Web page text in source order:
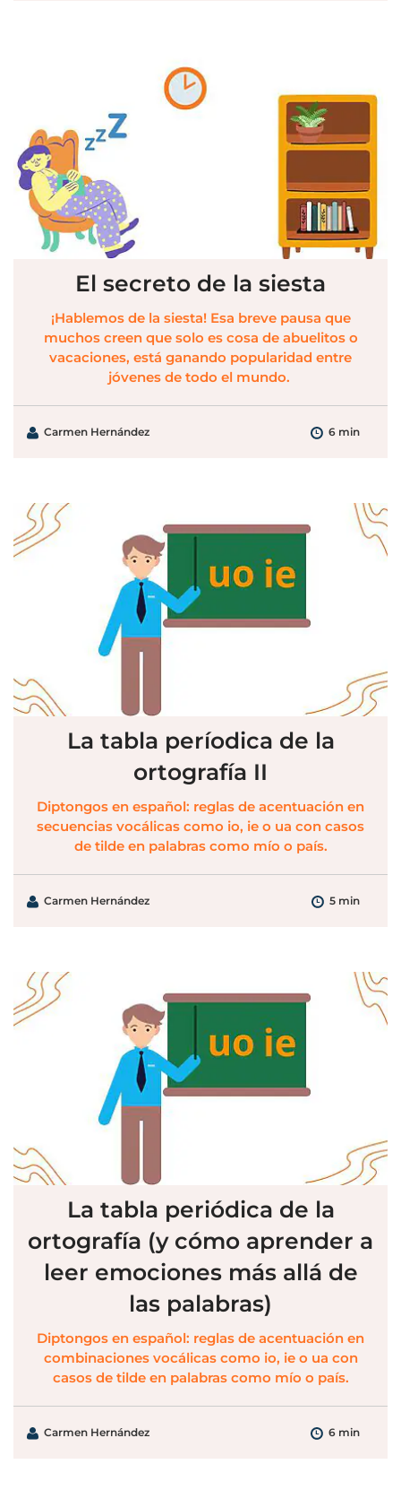
El secreto de la siesta
¡Hablemos de la siesta! Esa breve pausa que
muchos creen que solo es cosa de abuelitos o
vacaciones, está ganando popularidad entre
jóvenes de todo el mundo.
Carmen Hernández 6 min
La tabla períodica de la
ortografía II
Diptongos en español: reglas de acentuación en
secuencias vocálicas como io, ie o ua con casos
de tilde en palabras como mío o país.
Carmen Hernández 5 min
La tabla periódica de la
ortografía (y cómo aprender a
leer emociones más allá de
las palabras)
Diptongos en español: reglas de acentuación en
combinaciones vocálicas como io, ie o ua con
casos de tilde en palabras como mío o país.
Carmen Hernández 6 min